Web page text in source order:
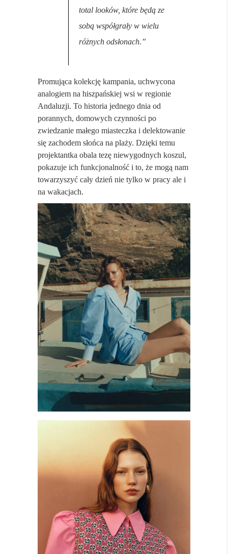
total looków, które będą ze
sobą współgrały w wielu
różnych odsłonach.”
Promująca kolekcję kampania, uchwycona
analogiem na hiszpańskiej wsi w regionie
Andaluzji. To historia jednego dnia od
porannych, domowych czynności po
zwiedzanie małego miasteczka i delektowanie
się zachodem słońca na plaży. Dzięki temu
projektantka obala tezę niewygodnych koszul,
pokazuje ich funkcjonalność i to, że mogą nam
towarzyszyć cały dzień nie tylko w pracy ale i
na wakacjach.